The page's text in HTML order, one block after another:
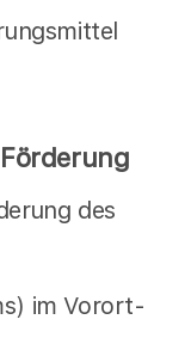
des
im Vorort-